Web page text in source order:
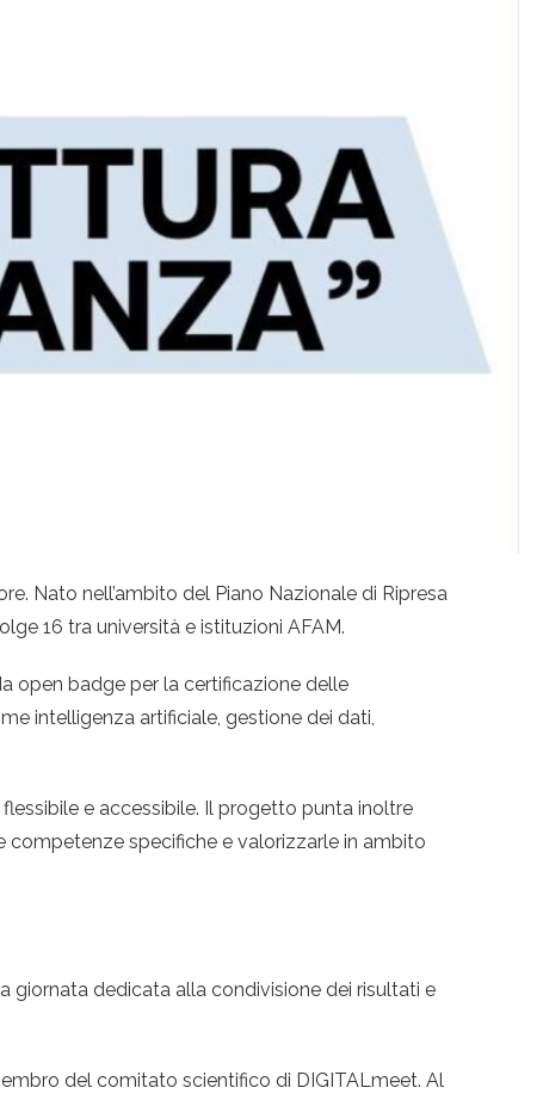
Nato nell’ambito del Piano Nazionale di Ripresa
16 tra università e istituzioni AFAM.
open badge per la certificazione delle
intelligenza artificiale, gestione dei dati,
e accessibile. Il progetto punta inoltre
competenze specifiche e valorizzarle in ambito
giornata dedicata alla condivisione dei risultati e
del comitato scientifico di DIGITALmeet. Al